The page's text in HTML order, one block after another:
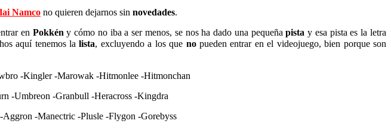
Namco no quieren dejarnos sin novedades.
en Pokkén y cómo no iba a ser menos, se nos ha dado una pequeña pista y esa pista es la letra
aquí tenemos lalista, excluyendo a los que nopueden entrar en el videojuego, bien porque son
-Kingler -Marowak -Hitmonlee -Hitmonchan
-Umbreon -Granbull -Heracross -Kingdra
-Manectric -Plusle -Flygon -Gorebyss